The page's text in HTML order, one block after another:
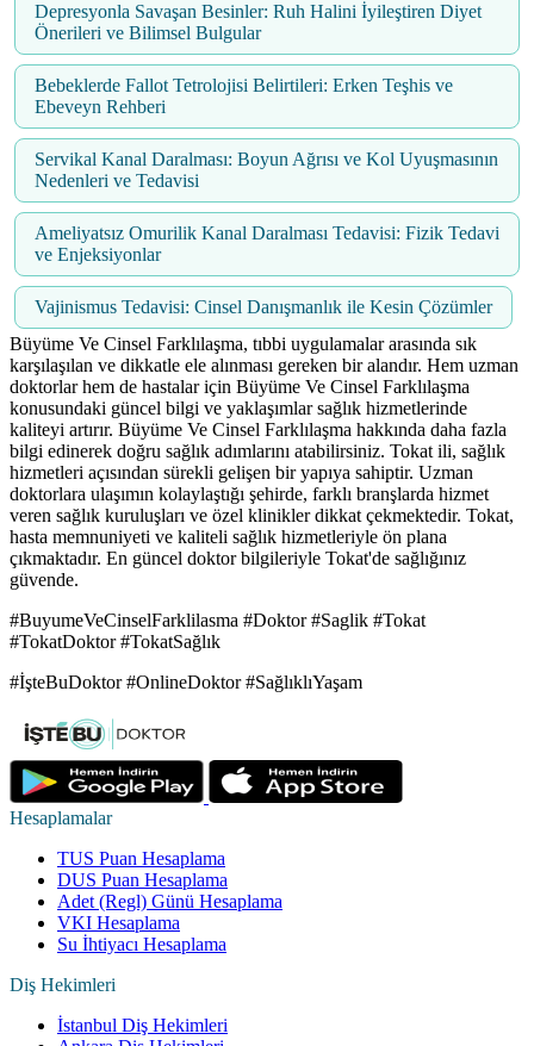
Depresyonla Savaşan Besinler: Ruh Halini İyileştiren Diyet
Önerileri ve Bilimsel Bulgular
Bebeklerde Fallot Tetrolojisi Belirtileri: Erken Teşhis ve
Ebeveyn Rehberi
Servikal Kanal Daralması: Boyun Ağrısı ve Kol Uyuşmasının
Nedenleri ve Tedavisi
Ameliyatsız Omurilik Kanal Daralması Tedavisi: Fizik Tedavi
ve Enjeksiyonlar
Vajinismus Tedavisi: Cinsel Danışmanlık ile Kesin Çözümler
Büyüme Ve Cinsel Farklılaşma, tıbbi uygulamalar arasında sık
karşılaşılan ve dikkatle ele alınması gereken bir alandır. Hem uzman
doktorlar hem de hastalar için Büyüme Ve Cinsel Farklılaşma
konusundaki güncel bilgi ve yaklaşımlar sağlık hizmetlerinde
kaliteyi artırır. Büyüme Ve Cinsel Farklılaşma hakkında daha fazla
bilgi edinerek doğru sağlık adımlarını atabilirsiniz. Tokat ili, sağlık
hizmetleri açısından sürekli gelişen bir yapıya sahiptir. Uzman
doktorlara ulaşımın kolaylaştığı şehirde, farklı branşlarda hizmet
veren sağlık kuruluşları ve özel klinikler dikkat çekmektedir. Tokat,
hasta memnuniyeti ve kaliteli sağlık hizmetleriyle ön plana
çıkmaktadır. En güncel doktor bilgileriyle Tokat'de sağlığınız
güvende.
#BuyumeVeCinselFarklilasma #Doktor #Saglik #Tokat
#TokatDoktor #TokatSağlık
#İşteBuDoktor #OnlineDoktor #SağlıklıYaşam
Hesaplamalar
TUS Puan Hesaplama
DUS Puan Hesaplama
Adet (Regl) Günü Hesaplama
VKI Hesaplama
Su İhtiyacı Hesaplama
Diş Hekimleri
İstanbul Diş Hekimleri